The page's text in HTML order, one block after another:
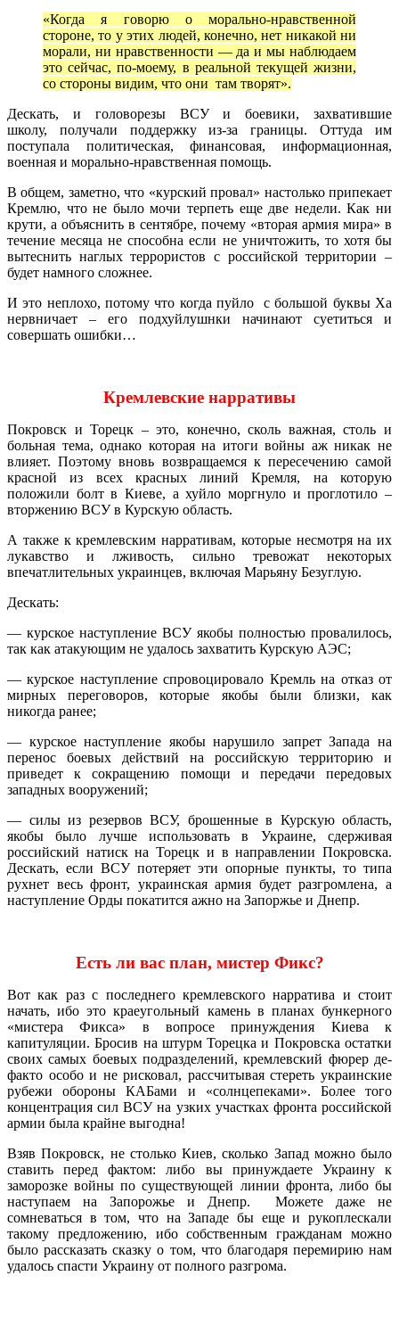
«Когда я говорю о морально-нравственной
стороне, то у этих людей, конечно, нет никакой ни
морали, ни нравственности — да и мы наблюдаем
это сейчас, по-моему, в реальной текущей жизни,
со стороны видим, что они там творят».
Дескать, и головорезы ВСУ и боевики, захватившие
школу, получали поддержку из-за границы. Оттуда им
поступала политическая, финансовая, информационная,
военная и морально-нравственная помощь.
В общем, заметно, что «курский провал» настолько припекает
Кремлю, что не было мочи терпеть еще две недели. Как ни
крути, а объяснить в сентябре, почему «вторая армия мира» в
течение месяца не способна если не уничтожить, то хотя бы
вытеснить наглых террористов с российской территории –
будет намного сложнее.
И это неплохо, потому что когда пуйло с большой буквы Ха
нервничает – его подхуйлушнки начинают суетиться и
совершать ошибки…
Кремлевские нарративы
Покровск и Торецк – это, конечно, сколь важная, столь и
больная тема, однако которая на итоги войны аж никак не
влияет. Поэтому вновь возвращаемся к пересечению самой
красной из всех красных линий Кремля, на которую
положили болт в Киеве, а хуйло моргнуло и проглотило –
вторжению ВСУ в Курскую область.
А также к кремлевским нарративам, которые несмотря на их
лукавство и лживость, сильно тревожат некоторых
впечатлительных украинцев, включая Марьяну Безуглую.
Дескать:
— курское наступление ВСУ якобы полностью провалилось,
так как атакующим не удалось захватить Курскую АЭС;
— курское наступление спровоцировало Кремль на отказ от
мирных переговоров, которые якобы были близки, как
никогда ранее;
— курское наступление якобы нарушило запрет Запада на
перенос боевых действий на российскую территорию и
приведет к сокращению помощи и передачи передовых
западных вооружений;
— силы из резервов ВСУ, брошенные в Курскую область,
якобы было лучше использовать в Украине, сдерживая
российский натиск на Торецк и в направлении Покровска.
Дескать, если ВСУ потеряет эти опорные пункты, то типа
рухнет весь фронт, украинская армия будет разгромлена, а
наступление Орды покатится ажно на Запоржье и Днепр.
Есть ли вас план, мистер Фикс?
Вот как раз с последнего кремлевского нарратива и стоит
начать, ибо это краеугольный камень в планах бункерного
«мистера Фикса» в вопросе принуждения Киева к
капитуляции. Бросив на штурм Торецка и Покровска остатки
своих самых боевых подразделений, кремлевский фюрер де-
факто особо и не рисковал, рассчитывая стереть украинские
рубежи обороны КАБами и «солнцепеками». Более того
концентрация сил ВСУ на узких участках фронта российской
армии была крайне выгодна!
Взяв Покровск, не столько Киев, сколько Запад можно было
ставить перед фактом: либо вы принуждаете Украину к
заморозке войны по существующей линии фронта, либо бы
наступаем на Запорожье и Днепр. Можете даже не
сомневаться в том, что на Западе бы еще и рукоплескали
такому предложению, ибо собственным гражданам можно
было рассказать сказку о том, что благодаря перемирию нам
удалось спасти Украину от полного разгрома.